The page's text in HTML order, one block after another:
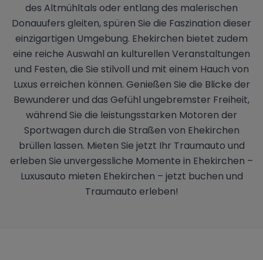
des Altmühltals oder entlang des malerischen
Donauufers gleiten, spüren Sie die Faszination dieser
einzigartigen Umgebung. Ehekirchen bietet zudem
eine reiche Auswahl an kulturellen Veranstaltungen
und Festen, die Sie stilvoll und mit einem Hauch von
Luxus erreichen können. Genießen Sie die Blicke der
Bewunderer und das Gefühl ungebremster Freiheit,
während Sie die leistungsstarken Motoren der
Sportwagen durch die Straßen von Ehekirchen
brüllen lassen. Mieten Sie jetzt Ihr Traumauto und
erleben Sie unvergessliche Momente in Ehekirchen –
Luxusauto mieten Ehekirchen – jetzt buchen und
Traumauto erleben!